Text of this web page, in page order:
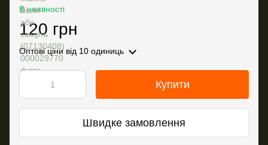
В наявності
120 грн
Оптові цінивід 10 одиниць
Купити
Швидке замовлення